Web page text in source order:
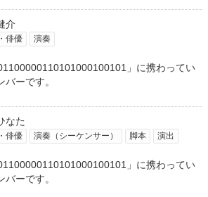
介
俳優 演奏
」に携わってい
バーです。
なた
俳優 演奏（シーケンサー） 脚本 演出
」に携わってい
バーです。